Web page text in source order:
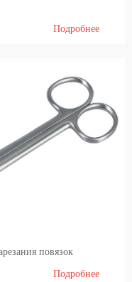
Подробнее
повязок
Подробнее